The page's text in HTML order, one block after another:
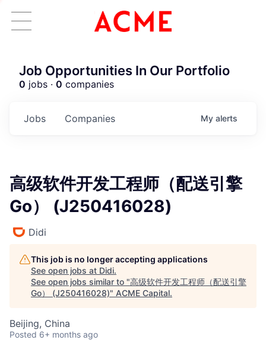
ACME Homepage
Job Opportunities In Our Portfolio
0 jobs · 0 companies
Jobs Companies My alerts
高级软件开发工程师（配送引擎
Go） (J250416028)
Didi
This job is no longer accepting applications
See open jobs at Didi.
See open jobs similar to "高级软件开发工程师（配送引擎
Go） (J250416028)" ACME Capital.
Beijing, China
Posted 6+ months ago